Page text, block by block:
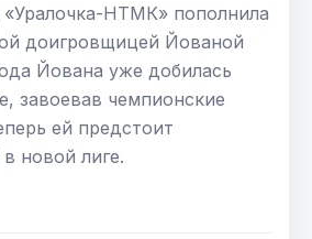
«Уралочка-НТМК» пополнила
доигровщицей Йованой
Йована уже добилась
завоевав чемпионские
ей предстоит
новой лиге.